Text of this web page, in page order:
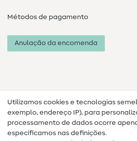
Métodos de pagamento
Anulação da encomenda
Utilizamos cookies e tecnologias
exemplo, endereço IP), para
processamento de dados ocorre
especificamos nas definições.
Informações legais
Proteção de